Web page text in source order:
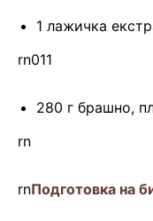
1 лажичка
rn011
280 г брашно,
rn
rnПодготовка на